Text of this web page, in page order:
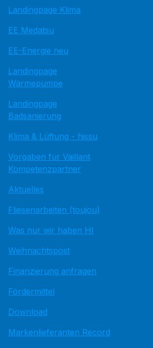
Landingpage Klima
EE Medatsu
EE-Energie neu
Landingpage
Wärmepumpe
Landingpage
Badsanierung
Klima & Lüftung - hissu
Vorgaben für Vaillant
Kompetenzpartner
Aktuelles
Fliesenarbeiten (toujou)
Was nur wir haben HI
Weihnachtspost
Finanzierung anfragen
Fördermittel
Download
Markenlieferanten Record